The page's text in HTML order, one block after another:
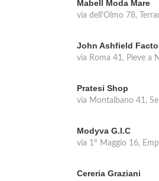
Mabell Moda Mare
via dell'Olmo 78,
John Ashfield
via Roma 41, Pieve a
Pratesi Shop
via Montalbano 41,
Modyva G.I.C
via 1° Maggio 16,
Cereria Graziani